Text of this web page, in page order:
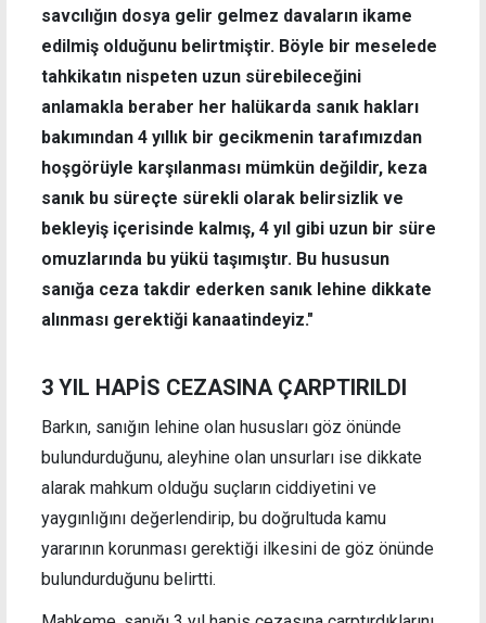
savcılığın dosya gelir gelmez davaların ikame
edilmiş olduğunu belirtmiştir. Böyle bir meselede
tahkikatın nispeten uzun sürebileceğini
anlamakla beraber her halükarda sanık hakları
bakımından 4 yıllık bir gecikmenin tarafımızdan
hoşgörüyle karşılanması mümkün değildir, keza
sanık bu süreçte sürekli olarak belirsizlik ve
bekleyiş içerisinde kalmış, 4 yıl gibi uzun bir süre
omuzlarında bu yükü taşımıştır. Bu hususun
sanığa ceza takdir ederken sanık lehine dikkate
alınması gerektiği kanaatindeyiz."
3 YIL HAPİS CEZASINA ÇARPTIRILDI
Barkın, sanığın lehine olan hususları göz önünde
bulundurduğunu, aleyhine olan unsurları ise dikkate
alarak mahkum olduğu suçların ciddiyetini ve
yaygınlığını değerlendirip, bu doğrultuda kamu
yararının korunması gerektiği ilkesini de göz önünde
bulundurduğunu belirtti.